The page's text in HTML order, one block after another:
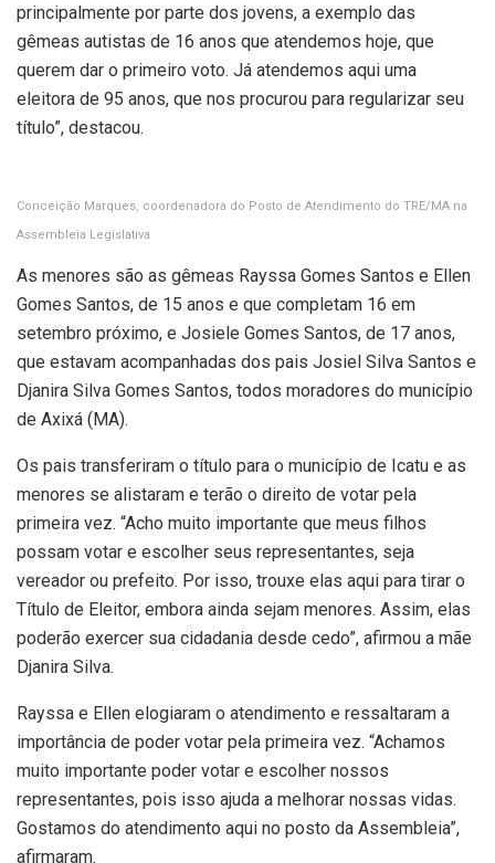
principalmente por parte dos jovens, a exemplo das
gêmeas autistas de 16 anos que atendemos hoje, que
querem dar o primeiro voto. Já atendemos aqui uma
eleitora de 95 anos, que nos procurou para regularizar seu
título”, destacou.
Conceição Marques, coordenadora do Posto de Atendimento do TRE/MA na
Assembleia Legislativa
As menores são as gêmeas Rayssa Gomes Santos e Ellen
Gomes Santos, de 15 anos e que completam 16 em
setembro próximo, e Josiele Gomes Santos, de 17 anos,
que estavam acompanhadas dos pais Josiel Silva Santos e
Djanira Silva Gomes Santos, todos moradores do município
de Axixá (MA).
Os pais transferiram o título para o município de Icatu e as
menores se alistaram e terão o direito de votar pela
primeira vez. “Acho muito importante que meus filhos
possam votar e escolher seus representantes, seja
vereador ou prefeito. Por isso, trouxe elas aqui para tirar o
Título de Eleitor, embora ainda sejam menores. Assim, elas
poderão exercer sua cidadania desde cedo”, afirmou a mãe
Djanira Silva.
Rayssa e Ellen elogiaram o atendimento e ressaltaram a
importância de poder votar pela primeira vez. “Achamos
muito importante poder votar e escolher nossos
representantes, pois isso ajuda a melhorar nossas vidas.
Gostamos do atendimento aqui no posto da Assembleia”,
afirmaram.